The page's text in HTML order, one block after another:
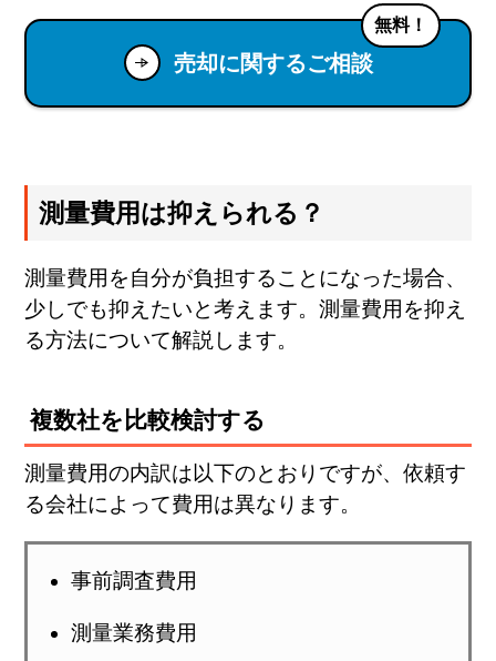
売却に関するご相談
無料！
測量費用は抑えられる？
測量費用を自分が負担することになった場合、
少しでも抑えたいと考えます。測量費用を抑え
る方法について解説します。
複数社を比較検討する
測量費用の内訳は以下のとおりですが、依頼す
る会社によって費用は異なります。
事前調査費用
測量業務費用